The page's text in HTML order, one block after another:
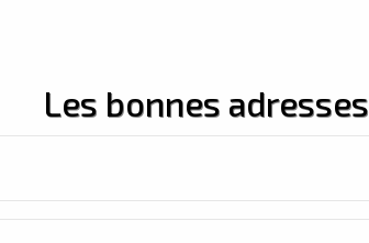
Les bonnes adresses